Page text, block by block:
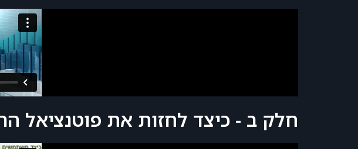
חלק ב - כיצד לחזות את פוטנציאל